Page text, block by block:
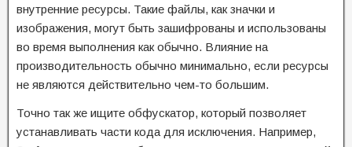
внутренние ресурсы. Такие файлы, как значки и
изображения, могут быть зашифрованы и использованы
во время выполнения как обычно. Влияние на
производительность обычно минимально, если ресурсы
не являются действительно чем-то большим.
Точно так же ищите обфускатор, который позволяет
устанавливать части кода для исключения. Например,